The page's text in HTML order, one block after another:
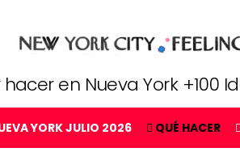
hacer en Nueva York +100
YORK JULIO 2026 QUÉ HACER